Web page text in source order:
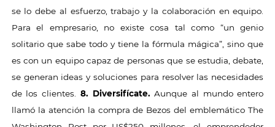
se lo debe al esfuerzo, trabajo y la colaboración en equipo.
Para el empresario, no existe cosa tal como “un genio
solitario que sabe todo y tiene la fórmula mágica”, sino que
es con un equipo capaz de personas que se estudia, debate,
se generan ideas y soluciones para resolver las necesidades
de los clientes. 8. Diversifícate. Aunque al mundo entero
llamó la atención la compra de Bezos del emblemático The